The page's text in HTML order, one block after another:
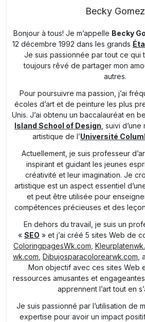
Becky Gomez
Bonjour à tous! Je m’appelle Becky
12 décembre 1992 dans les grands
Je suis passionnée par tout ce qui
toujours rêvé de partager mon
autres.
Pour poursuivre ma passion, j’ai
écoles d’art et de peinture les plus
Unis. J’ai obtenu un baccalauréat en
Island School of Design , suivi
artistique de l’Université
Actuellement, je suis professeur
inspirant et guidant les jeunes
créativité et leur imagination. Je
artistique est un aspect essentiel
et peut être utilisée pour
compétences précieuses et des
En dehors du travail, je suis un
« SEO » et j’ai créé 5 sites Web de
ColoringpagesWk.com
wk.com Dibujosparacolorearwk.com ,
Mon objectif avec ces sites Web
ressources amusantes et
apprennent l’art tout en
Je suis passionné par l’utilisation de
expertise pour avoir un impact